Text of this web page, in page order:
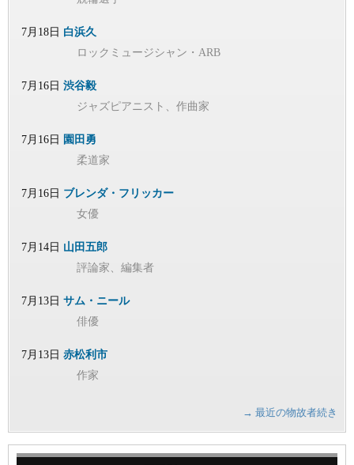
7月18日 白浜久
ロックミュージシャン・ARB
7月16日 渋谷毅
ジャズピアニスト、作曲家
7月16日 園田勇
柔道家
7月16日 ブレンダ・フリッカー
女優
7月14日 山田五郎
評論家、編集者
7月13日 サム・ニール
俳優
7月13日 赤松利市
作家
→ 最近の物故者続き